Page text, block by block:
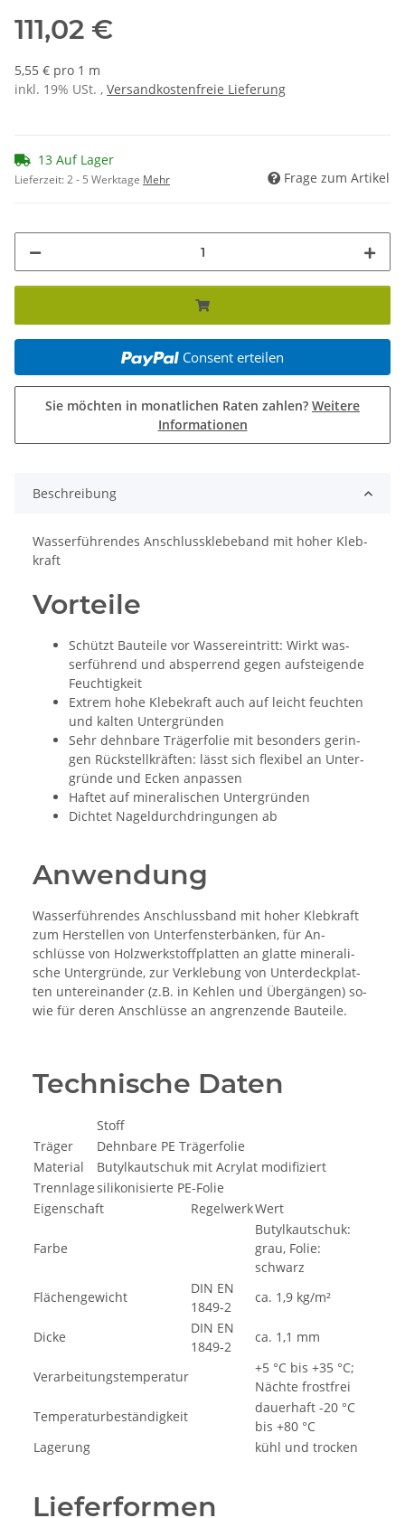
111,02 €
5,55 € pro 1 m
inkl. 19% USt. , Versandkostenfreie Lieferung
13 Auf Lager
Lieferzeit:2 - 5 Werktage Mehr Frage zum Artikel
Consent erteilen
Sie möchten in monatlichen Raten zahlen? Weitere
Informationen
Beschreibung
Was­serführen­des An­schluss­kle­be­band mit ho­her Kleb­
kraft
Vorteile
Schützt Bau­tei­le vor Was­se­r­ein­tritt: Wirkt was­
serführend und ab­sper­rend ge­gen auf­stei­gen­de
Feuch­tig­keit
Ex­trem ho­he Kle­be­kraft auch auf leicht feuch­ten
und kal­ten Un­ter­gründen
Sehr dehn­ba­re Träger­fo­lie mit be­son­ders ge­rin­
gen Rück­stell­kräften: lässt sich fle­xi­bel an Un­ter­
gründe und Ecken an­pas­sen
Haf­tet auf mi­ne­ra­li­schen Un­ter­gründen
Dich­tet Na­gel­durch­drin­gun­gen ab
Anwendung
Was­serführen­des An­schluss­band mit ho­her Kleb­kraft
zum Her­stel­len von Un­ter­fens­terbänken, für An­
schlüsse von Holz­werk­stoff­plat­ten an glat­te mi­ne­ra­li­
sche Un­ter­gründe, zur Ver­kle­bung von Un­ter­deck­plat­
ten un­ter­ein­an­der (z.B. in Keh­len und Übergängen) so­
wie für de­ren An­schlüsse an an­gren­zen­de Bau­tei­le.
Technische Daten
Stoff
Träger
Dehnbare PE Trägerfolie
Material
Butylkautschuk mit Acrylat modifiziert
Trennlagesilikonisierte PE-Folie
Eigenschaft
RegelwerkWert
Farbe
Butylkautschuk:
grau, Folie:
schwarz
Flächengewicht
DIN EN
1849-2
ca. 1,9 kg/m²
Dicke
DIN EN
1849-2
ca. 1,1 mm
Verarbeitungstemperatur
+5 °C bis +35 °C;
Nächte frostfrei
Temperaturbeständigkeit
dauerhaft -20 °C
bis +80 °C
Lagerung
kühl und trocken
Lieferformen